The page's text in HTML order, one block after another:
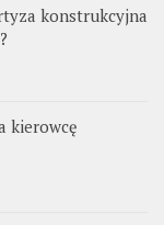
konstrukcyjna
kierowcę